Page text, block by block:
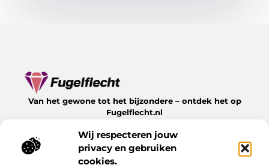
Wij respecteren jouw
privacy en gebruiken
cookies.
Van het gewone tot het bijzondere – ontdek het op
Fugelflecht.nl
leven te bieden heeft.
Bericht categorie